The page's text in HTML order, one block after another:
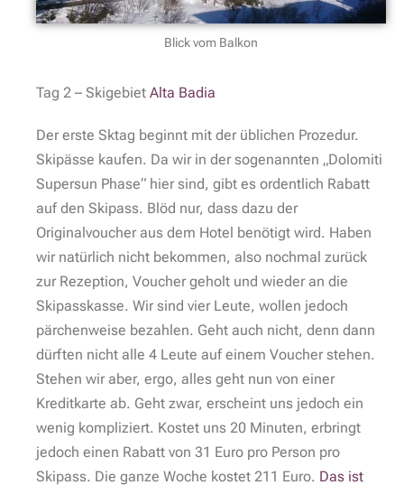
Blick vom Balkon
Tag 2 – Skigebiet Alta Badia
Der erste Sktag beginnt mit der üblichen Prozedur.
Skipässe kaufen. Da wir in der sogenannten „Dolomiti
Supersun Phase“ hier sind, gibt es ordentlich Rabatt
auf den Skipass. Blöd nur, dass dazu der
Originalvoucher aus dem Hotel benötigt wird. Haben
wir natürlich nicht bekommen, also nochmal zurück
zur Rezeption, Voucher geholt und wieder an die
Skipasskasse. Wir sind vier Leute, wollen jedoch
pärchenweise bezahlen. Geht auch nicht, denn dann
dürften nicht alle 4 Leute auf einem Voucher stehen.
Stehen wir aber, ergo, alles geht nun von einer
Kreditkarte ab. Geht zwar, erscheint uns jedoch ein
wenig kompliziert. Kostet uns 20 Minuten, erbringt
jedoch einen Rabatt von 31 Euro pro Person pro
Skipass. Die ganze Woche kostet 211 Euro. Das ist